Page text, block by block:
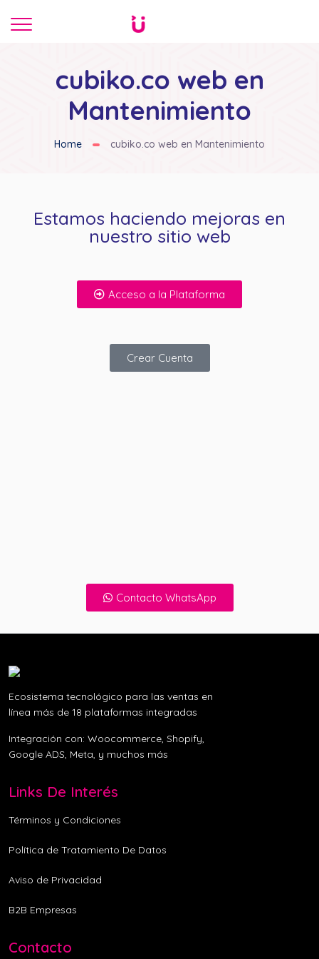
cubiko.co web en
Mantenimiento
Home cubiko.co web en Mantenimiento
Estamos haciendo mejoras en
nuestro sitio web
Acceso a la Plataforma
Crear Cuenta
Contacto WhatsApp
Ecosistema tecnológico para las ventas en
línea más de 18 plataformas integradas
Integración con: Woocommerce, Shopify,
Google ADS, Meta, y muchos más
Links De Interés
Términos y Condiciones
Política de Tratamiento De Datos
Aviso de Privacidad
B2B Empresas
Contacto